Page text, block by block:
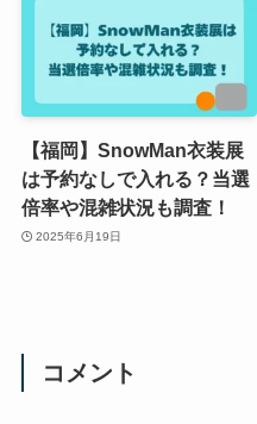
【福岡】SnowMan衣装展
は予約なしで入れる？当選
倍率や混雑状況も調査！
2025年6月19日
コメント